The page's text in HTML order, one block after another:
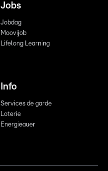
Jobs
Jobdag
Moovijob
Lifelong Learning
Info
Services de garde
Loterie
Energieauer